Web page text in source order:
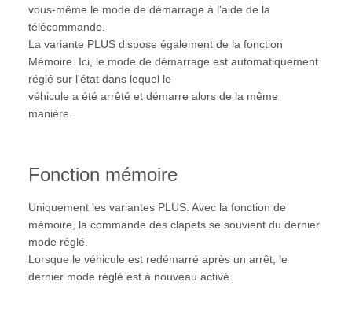
vous-même le mode de démarrage à l'aide de la
télécommande.
La variante PLUS dispose également de la fonction
Mémoire. Ici, le mode de démarrage est automatiquement
réglé sur l'état dans lequel le
véhicule a été arrêté et démarre alors de la même
manière.
Fonction mémoire
Uniquement les variantes PLUS. Avec la fonction de
mémoire, la commande des clapets se souvient du dernier
mode réglé.
Lorsque le véhicule est redémarré après un arrêt, le
dernier mode réglé est à nouveau activé.